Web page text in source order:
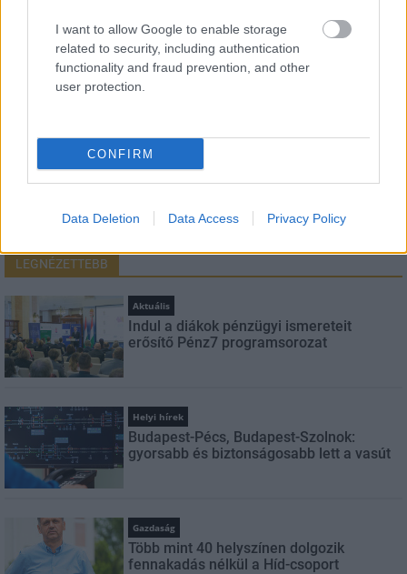
I want to allow Google to enable storage
related to security, including authentication
functionality and fraud prevention, and other
user protection.
CONFIRM
Data Deletion Data Access Privacy Policy
E-mail cím
szabályzatot!
FELIRATKOZÁS
LEGNÉZETTEBB
Aktuális
Indul a diákok pénzügyi ismereteit
erősítő Pénz7 programsorozat
Helyi hírek
Budapest-Pécs, Budapest-Szolnok:
gyorsabb és biztonságosabb lett a vasút
Gazdaság
Több mint 40 helyszínen dolgozik
fennakadás nélkül a Híd-csoport